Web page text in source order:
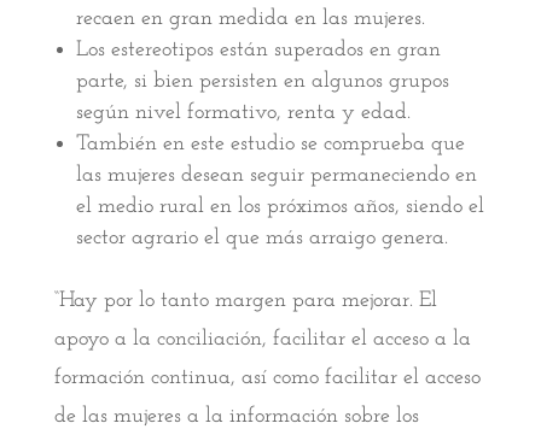
recaen en gran medida en las mujeres.
Los estereotipos están superados en gran
parte, si bien persisten en algunos grupos
según nivel formativo, renta y edad.
También en este estudio se comprueba que
las mujeres desean seguir permaneciendo en
el medio rural en los próximos años, siendo el
sector agrario el que más arraigo genera.
“Hay por lo tanto margen para mejorar. El
apoyo a la conciliación, facilitar el acceso a la
formación continua, así como facilitar el acceso
de las mujeres a la información sobre los